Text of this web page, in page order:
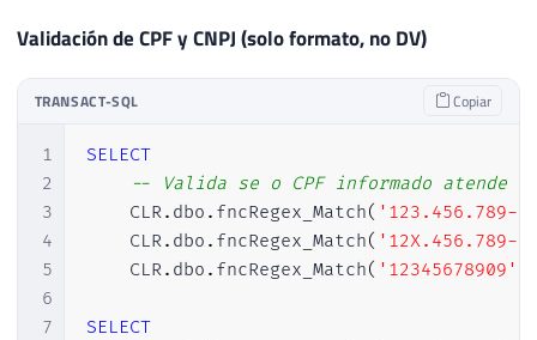
Validación de CPF y CNPJ (solo formato, no DV)
TRANSACT-SQL Copiar
1
2
3
4
5
6
7
SELECT
-- Valida se o CPF informado atende a
    CLR
. dbo . fncRegex_Match( '123.456.789-
    CLR
. dbo . fncRegex_Match( '12X.456.789-
    CLR
. dbo . fncRegex_Match( '12345678909'
SELECT